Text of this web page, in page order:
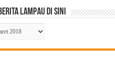
Lampau di Sini